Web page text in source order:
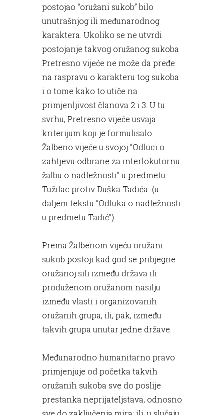
postojao “oružani sukob” bilo
unutrašnjog ili međunarodnog
karaktera. Ukoliko se ne utvrdi
postojanje takvog oružanog sukoba
Pretresno vijeće ne može da pređe
na raspravu o karakteru tog sukoba
i o tome kako to utiče na
primjenljivost članova 2 i 3. U tu
svrhu, Pretresno vijeće usvaja
kriterijum koji je formulisalo
Žalbeno vijeće u svojoj “Odluci o
zahtjevu odbrane za interlokutornu
žalbu o nadležnosti” u predmetu
Tužilac protiv Duška Tadića (u
daljem tekstu “Odluka o nadležnosti
u predmetu Tadić”).
Prema Žalbenom vijeću oružani
sukob postoji kad god se pribjegne
oružanoj sili između država ili
produženom oružanom nasilju
između vlasti i organizovanih
oružanih grupa, ili, pak, između
takvih grupa unutar jedne države.
Međunarodno humanitarno pravo
primjenjuje od početka takvih
oružanih sukoba sve do poslije
prestanka neprijateljstava, odnosno